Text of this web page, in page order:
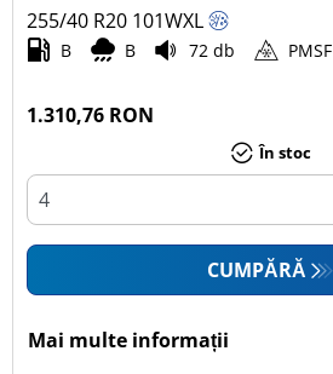
255/40 R20 101WXL
B B 72 db PMSF
1.310,76 RON
În stoc
CUMPĂRĂ
Mai multe informații